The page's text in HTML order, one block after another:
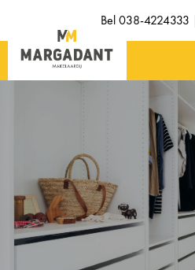
Bel038-4224333